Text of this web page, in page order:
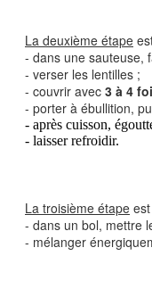
La deuxième étape
- dans une sauteuse,
- verser les lentilles ;
- couvrir avec 3 à 4
- porter à ébullition,
- après cuisson,
- laisser refroidir.
La troisième étape
- dans un bol, mettre
- mélanger
Salade de radis, à l’orange
à la coriandre